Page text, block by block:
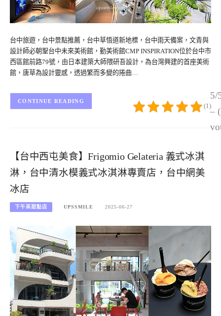
台中旅遊，台中景點推薦，台中草悟道新地標，台中雨天備案，文青與
設計師必朝聖台中未來美術館，勤美術館CMP INSPIRATION位於台中市
西區館前路79號，由日本建築大師隈研吾設計，為台灣興建的首座美術
館，唐草為設計靈感，透過繁而多變的捲曲…
5/
–
(1)
CONTINUE READING
【台中西屯美食】Frigomio Gelateria 義式冰淇
淋，台中清水模義式冰淇淋專賣店，台中網美
冰店
下午茶甜點店 UPSSMILE 2025-06-27